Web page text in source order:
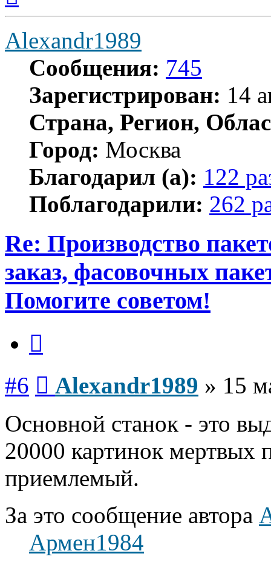
началу
Alexandr1989
Сообщения: 745
Зарегистрирован: 14
Страна, Регион,
Город: Москва
Благодарил (а): 122
Поблагодарили: 262
Re: Производство
заказ, фасовочных
Помогите советом!
#6 Alexandr1989 » 15
Основной станок - это
20000 картинок мертвых
приемлемый.
За это сообщение автора
Армен1984